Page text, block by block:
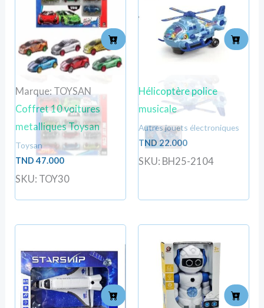
Marque: TOYSAN
Coffret 10 voitures
metalliques Toysan
Toysan
TND47.000
SKU: TOY30
Hélicoptère police
musicale
Autres jouets électroniques
TND22.000
SKU: BH25-2104